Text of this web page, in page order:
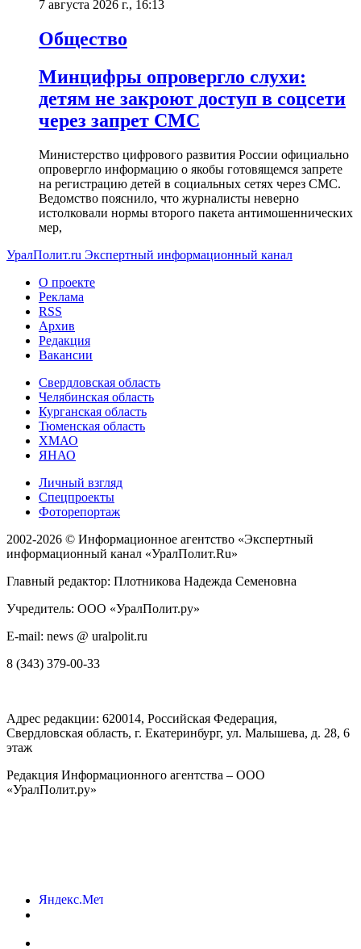
7 августа 2026 г., 16:13
Общество
Минцифры опровергло слухи:
детям не закроют доступ в соцсети
через запрет СМС
Министерство цифрового развития России официально
опровергло информацию о якобы готовящемся запрете
на регистрацию детей в социальных сетях через СМС.
Ведомство пояснило, что журналисты неверно
истолковали нормы второго пакета антимошеннических
мер,
УралПолит.ru Экспертный информационный канал
О проекте
Реклама
RSS
Архив
Редакция
Вакансии
Свердловская область
Челябинская область
Курганская область
Тюменская область
ХМАО
ЯНАО
Личный взгляд
Спецпроекты
Фоторепортаж
2002-2026 © Информационное агентство «Экспертный
информационный канал «УралПолит.Ru»
Главный редактор: Плотникова Надежда Семеновна
Учредитель: ООО «УралПолит.ру»
E-mail: news @ uralpolit.ru
8 (343) 379-00-33
Адрес редакции: 620014, Российская Федерация,
Свердловская область, г. Екатеринбург, ул. Малышева, д. 28, 6
этаж
Редакция Информационного агентства – ООО
«УралПолит.ру»